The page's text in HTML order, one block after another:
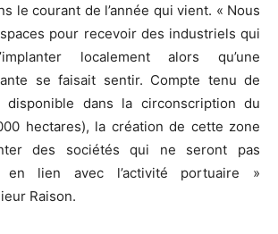
le courant de l’année qui vient. « Nous
pour recevoir des industriels qui
localement alors qu’une
se faisait sentir. Compte tenu de
disponible dans la circonscription du
hectares), la création de cette zone
des sociétés qui ne seront pas
en lien avec l’activité portuaire »
Raison.